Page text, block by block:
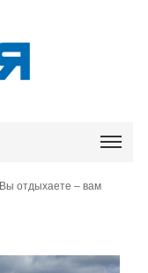
Вы отдыхаете – вам